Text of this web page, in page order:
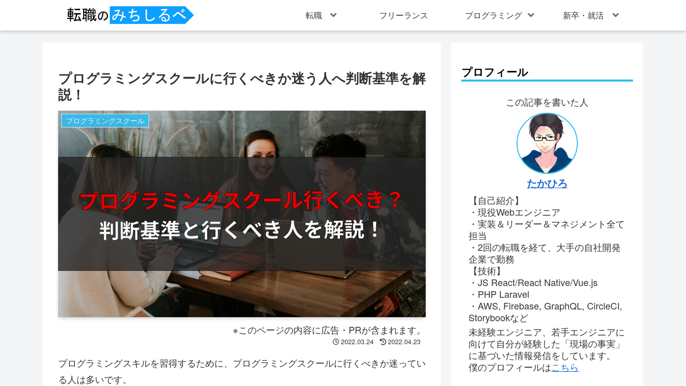
転職 フリーランス プログラミング 新卒・就活
プログラミングスクールに行くべきか迷う人へ判断基準を解
説！
プログラミングスクール
※このページの内容に広告・PRが含まれます。
2022.03.24 2022.04.23
プログラミングスキルを習得するために、プログラミングスクールに行くべきか迷ってい
る人は多いです。
プロフィール
この記事を書いた人
たかひろ
【自己紹介】
・現役Webエンジニア
・実装＆リーダー＆マネジメント全て
担当
・2回の転職を経て、大手の自社開発
企業で勤務
【技術】
・JS React/React Native/Vue.js
・PHP Laravel
・AWS, Firebase, GraphQL, CircleCI,
Storybookなど
未経験エンジニア、若手エンジニアに
向けて自分が経験した「現場の事実」
に基づいた情報発信をしています。
僕のプロフィールはこちら